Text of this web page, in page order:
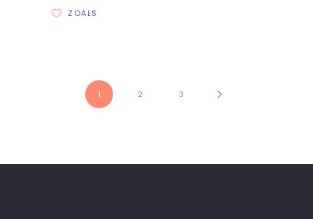
ZOALS
1 2 3